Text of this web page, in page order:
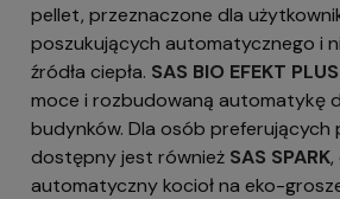
pellet, przeznaczone dla
poszukujących automatycznego i
źródła ciepła. SAS BIO EFEKT PLUS
moce i rozbudowaną automatykę
budynków. Dla osób preferujących
dostępny jest również SAS SPARK,
automatyczny kocioł na eko-